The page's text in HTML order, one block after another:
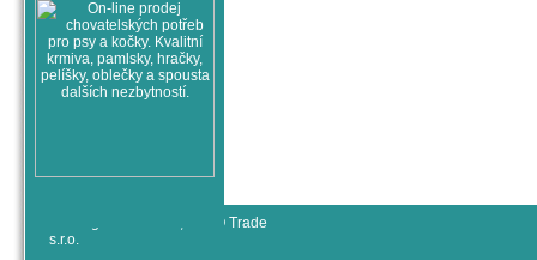
© All rights reserved, RYJO Trade
s.r.o.